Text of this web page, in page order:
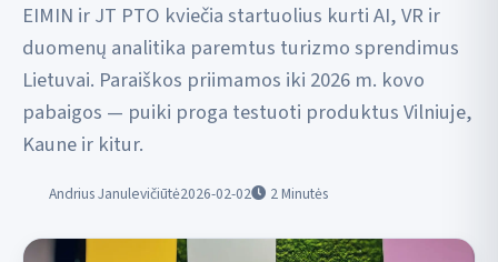
EIMIN ir JT PTO kviečia startuolius kurti AI, VR ir
duomenų analitika paremtus turizmo sprendimus
Lietuvai. Paraiškos priimamos iki 2026 m. kovo
pabaigos — puiki proga testuoti produktus Vilniuje,
Kaune ir kitur.
Andrius Janulevičiūtė2026-02-02 2Minutės